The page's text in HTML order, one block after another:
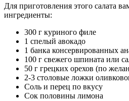
Для приготовления этого салата
ингредиенты:
300 г куриного филе
1 спелый авокадо
1 банка консервированных
100 г свежего шпината или
50 г грецких орехов (по
2-3 столовые ложки
Соль и перец по вкусу
Сок половины лимона